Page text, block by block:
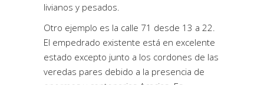
livianos y pesados.
Otro ejemplo es la calle 71 desde 13 a 22.
El empedrado existente está en excelente
estado excepto junto a los cordones de las
veredas pares debido a la presencia de